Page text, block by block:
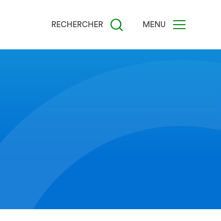
RECHERCHER MENU